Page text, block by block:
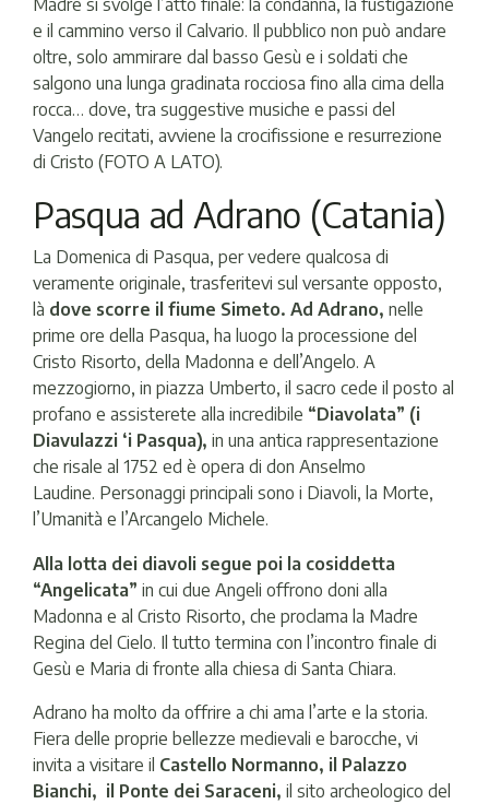
e il cammino verso il Calvario. Il pubblico non può andare
oltre, solo ammirare dal basso Gesù e i soldati che
salgono una lunga gradinata rocciosa fino alla cima della
rocca… dove, tra suggestive musiche e passi del
Vangelo recitati, avviene la crocifissione e resurrezione
di Cristo (FOTO A LATO).
Pasqua ad Adrano (Catania)
La Domenica di Pasqua, per vedere qualcosa di
veramente originale, trasferitevi sul versante opposto,
là dove scorre il fiume Simeto. Ad Adrano, nelle
prime ore della Pasqua, ha luogo la processione del
Cristo Risorto, della Madonna e dell’Angelo. A
mezzogiorno, in piazza Umberto, il sacro cede il posto al
profano e assisterete alla incredibile “Diavolata” (i
Diavulazzi ‘i Pasqua), in una antica rappresentazione
che risale al 1752 ed è opera di don Anselmo
Laudine. Personaggi principali sono i Diavoli, la Morte,
l’Umanità e l’Arcangelo Michele.
Alla lotta dei diavoli segue poi la cosiddetta
“Angelicata” in cui due Angeli offrono doni alla
Madonna e al Cristo Risorto, che proclama la Madre
Regina del Cielo. Il tutto termina con l’incontro finale di
Gesù e Maria di fronte alla chiesa di Santa Chiara.
Adrano ha molto da offrire a chi ama l’arte e la storia.
Fiera delle proprie bellezze medievali e barocche, vi
invita a visitare il Castello Normanno, il Palazzo
Bianchi, il Ponte dei Saraceni, il sito archeologico del